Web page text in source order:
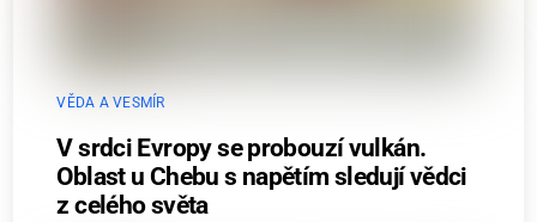
VĚDA A VESMÍR
V srdci Evropy se probouzí vulkán.
Oblast u Chebu s napětím sledují vědci
z celého světa